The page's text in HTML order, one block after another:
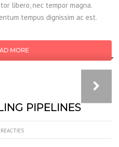
libero, nec tempor magna.
tempus dignissim ac est.
MORE
PIPELINES